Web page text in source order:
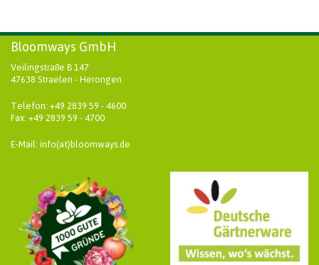
Bloomways GmbH
Veilingstraße B 147
47638 Straelen - Herongen
Telefon: +49 2839 59 - 4600
Fax: +49 2839 59 - 4700
E-Mail: info(at)bloomways.de